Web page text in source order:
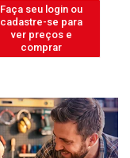
Faça seu login ou
cadastre-se para
ver preços e
comprar